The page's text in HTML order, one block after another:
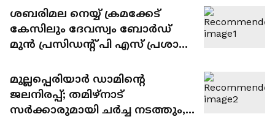
ശബരിമല നെയ്യ് ക്രമക്കേട്
കേസിലും ദേവസ്വം ബോർഡ്
മുൻ പ്രസിഡന്‍റ് പി എസ് പ്രശാന്ത്
മുല്ലപ്പെരിയാർ ഡാമിന്റെ
ജലനിരപ്പ്; തമിഴ്നാട്
സർക്കാരുമായി ചർച്ച നടത്തും,